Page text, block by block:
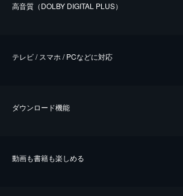
⾼⾳質（DOLBY DIGITAL PLUS）
テレビ / スマホ / PCなどに対応
ダウンロード機能
動画も書籍も楽しめる